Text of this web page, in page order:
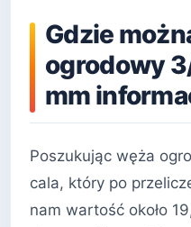
Gdzie
ogrodowy
mm
Poszukując węża
cala, który po
nam wartość około